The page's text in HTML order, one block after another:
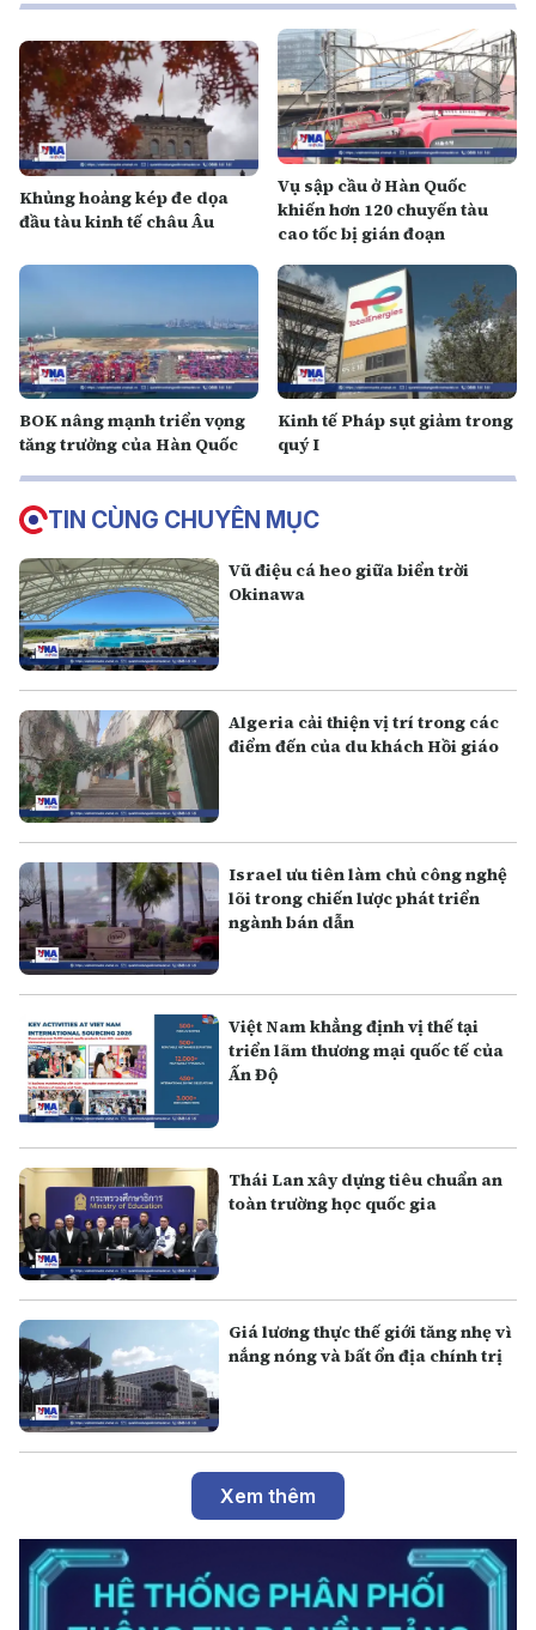
Khủng hoảng kép đe dọa
đầu tàu kinh tế châu Âu
Vụ sập cầu ở Hàn Quốc
khiến hơn 120 chuyến tàu
cao tốc bị gián đoạn
BOK nâng mạnh triển vọng
tăng trưởng của Hàn Quốc
Kinh tế Pháp sụt giảm trong
quý I
TIN CÙNG CHUYÊN MỤC
Vũ điệu cá heo giữa biển trời
Okinawa
Algeria cải thiện vị trí trong các
điểm đến của du khách Hồi giáo
Israel ưu tiên làm chủ công nghệ
lõi trong chiến lược phát triển
ngành bán dẫn
Việt Nam khẳng định vị thế tại
triển lãm thương mại quốc tế của
Ấn Độ
Thái Lan xây dựng tiêu chuẩn an
toàn trường học quốc gia
Giá lương thực thế giới tăng nhẹ vì
nắng nóng và bất ổn địa chính trị
Xem thêm